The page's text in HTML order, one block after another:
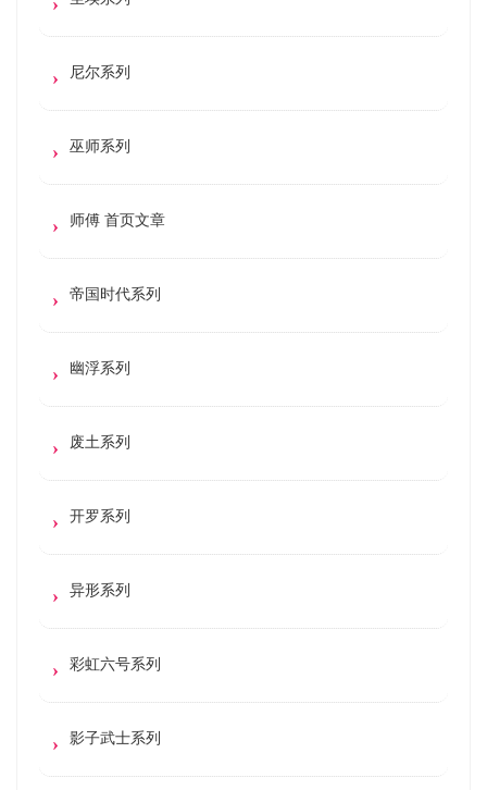
尼尔系列
巫师系列
师傅 首页文章
帝国时代系列
幽浮系列
废土系列
开罗系列
异形系列
彩虹六号系列
影子武士系列